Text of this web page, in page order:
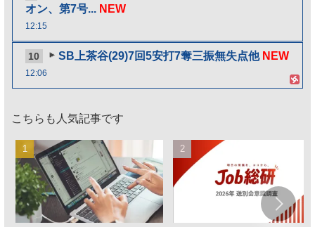
オン、第7号... NEW
12:15
10 SB上茶谷(29)7回5安打7奪三振無失点他 NEW
12:06
こちらも人気記事です